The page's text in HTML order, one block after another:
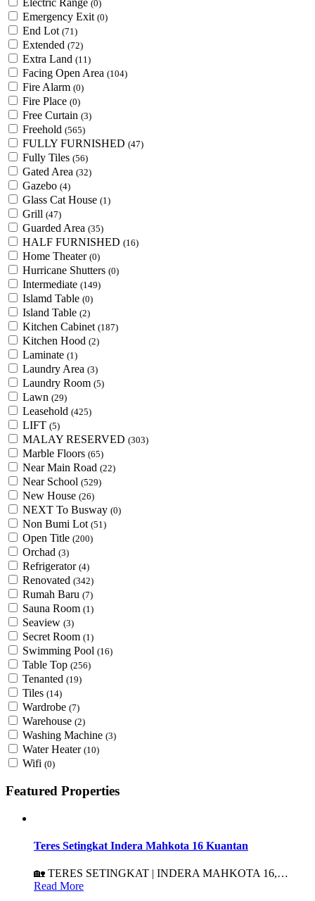
Electric Range (0)
Emergency Exit (0)
End Lot (71)
Extended (72)
Extra Land (11)
Facing Open Area (104)
Fire Alarm (0)
Fire Place (0)
Free Curtain (3)
Freehold (565)
FULLY FURNISHED (47)
Fully Tiles (56)
Gated Area (32)
Gazebo (4)
Glass Cat House (1)
Grill (47)
Guarded Area (35)
HALF FURNISHED (16)
Home Theater (0)
Hurricane Shutters (0)
Intermediate (149)
Islamd Table (0)
Island Table (2)
Kitchen Cabinet (187)
Kitchen Hood (2)
Laminate (1)
Laundry Area (3)
Laundry Room (5)
Lawn (29)
Leasehold (425)
LIFT (5)
MALAY RESERVED (303)
Marble Floors (65)
Near Main Road (22)
Near School (529)
New House (26)
NEXT To Busway (0)
Non Bumi Lot (51)
Open Title (200)
Orchad (3)
Refrigerator (4)
Renovated (342)
Rumah Baru (7)
Sauna Room (1)
Seaview (3)
Secret Room (1)
Swimming Pool (16)
Table Top (256)
Tenanted (19)
Tiles (14)
Wardrobe (7)
Warehouse (2)
Washing Machine (3)
Water Heater (10)
Wifi (0)
Featured Properties
Teres Setingkat Indera Mahkota 16 Kuantan
🏡 TERES SETINGKAT | INDERA MAHKOTA 16,…
Read More